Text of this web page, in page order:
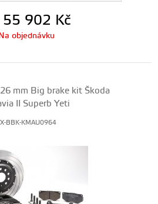
55 902 Kč
objednávku
mm Big brake kit Škoda
II Superb Yeti
BBK-KMAU0964